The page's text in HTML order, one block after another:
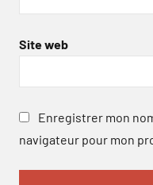
Site web
Enregistrer mon
navigateur pour mon